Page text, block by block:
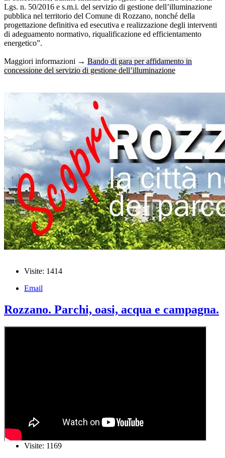
Lgs. n. 50/2016 e s.m.i. del servizio di gestione dell’illuminazione
pubblica nel territorio del Comune di Rozzano, nonché della
progettazione definitiva ed esecutiva e realizzazione degli interventi
di adeguamento normativo, riqualificazione ed efficientamento
energetico”.
Maggiori informazioni → Bando di gara per affidamento in
concessione del servizio di gestione dell’illuminazione
Visite: 1414
Email
Rozzano. Parchi, oasi, acqua e campagna.
Visite: 1169